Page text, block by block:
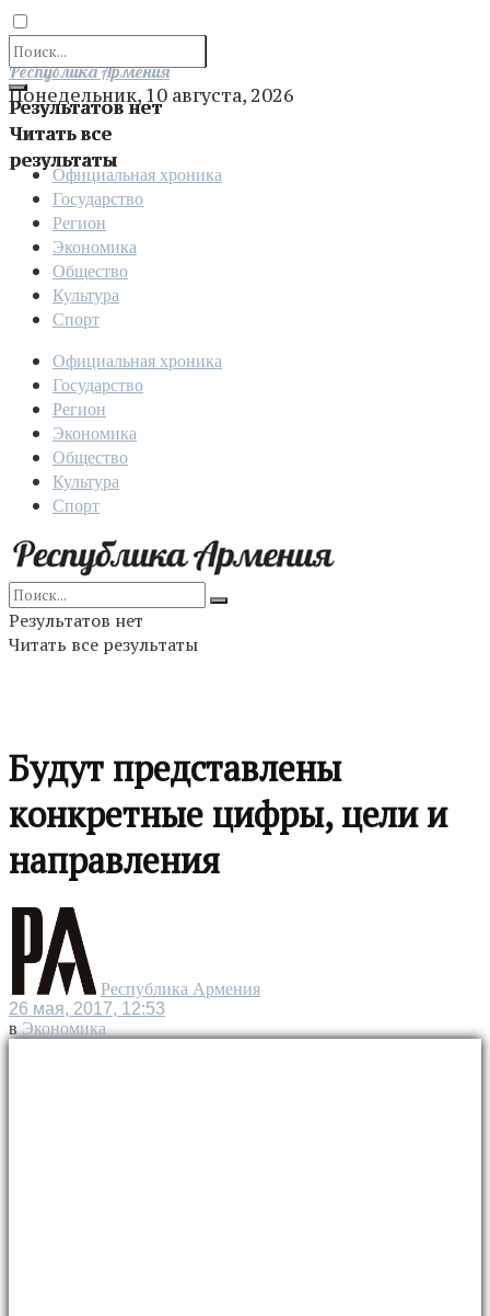
Результатов нет
Читать все
результаты
Отправить
Республика Армения
Понедельник, 10 августа, 2026
Официальная хроника
Государство
Регион
Экономика
Общество
Культура
Спорт
Официальная хроника
Государство
Регион
Экономика
Общество
Культура
Спорт
Результатов нет
Читать все результаты
Будут представлены
конкретные цифры, цели и
направления
Республика Армения
26 мая, 2017, 12:53
в Экономика